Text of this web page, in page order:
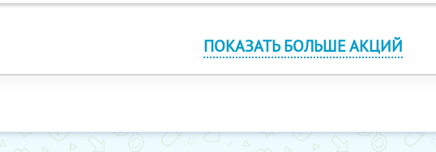
ПОКАЗАТЬ БОЛЬШЕ АКЦИЙ